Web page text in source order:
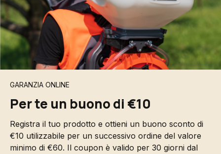
GARANZIA ONLINE
Per te un buono di €10
Registra il tuo prodotto e ottieni un buono sconto di
€10 utilizzabile per un successivo ordine del valore
minimo di €60. Il coupon è valido per 30 giorni dal